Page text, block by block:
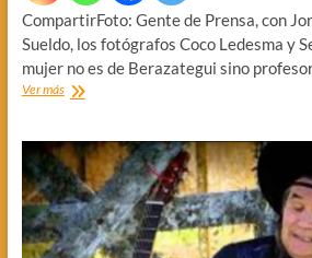
CompartirFoto: Gente de Prensa, con
Sueldo, los fotógrafos Coco Ledesma y
mujer no es de Berazategui sino
Ver másSE
EL
MEJOR
PERIODISTA